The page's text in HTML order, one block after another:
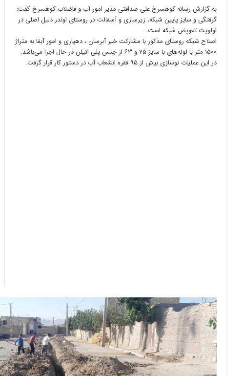
به گزارش رسانه کوهسرخ علی صداقتی مدیر امور آب و فاضلاب کوهسرخ گفت:
گرفتگی و سایز پایین شبکه، زیرسازی و آسفالت در روستای اوندر دلیل اصلی در
اولويت تعویض شبکه است.
اصلاح شبکه روستای مذکور با مشارکت خیر آبرسان ، دهیاری و امور آبفا به متراژ
۱۵۰۰ متر با لوله‌های با سایز ۷۵ و ۶۳ از جنس پلی اتیلن در حال اجرا می‌باشد.
در این عملیات نوسازی بیش از ۹۵ فقره انشعاب آب در دستور کار قرار گرفت.